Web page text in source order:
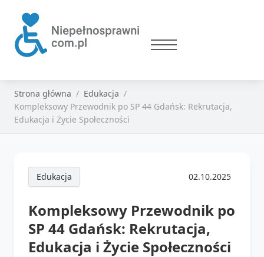
Strona główna
Edukacja
Kompleksowy Przewodnik po SP 44 Gdańsk: Rekrutacja,
Edukacja i Życie Społeczności
Edukacja 02.10.2025
Kompleksowy Przewodnik po
SP 44 Gdańsk: Rekrutacja,
Edukacja i Życie Społeczności